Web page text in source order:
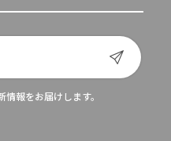
報をお届けします。